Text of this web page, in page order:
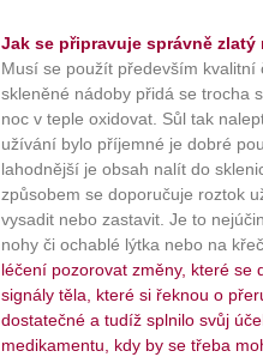
Jak se připravuje správně zlatý
Musí se použít především
skleněné nádoby přidá se trocha
noc v teple oxidovat. Sůl tak
užívání bylo příjemné je dobré
lahodnější je obsah nalít do
způsobem se doporučuje roztok
vysadit nebo zastavit. Je to
nohy či ochablé lýtka nebo na
léčení pozorovat změny, které se
signály těla, které si řeknou o
dostatečné a tudíž splnilo svůj
medikamentu, kdy by se třeba